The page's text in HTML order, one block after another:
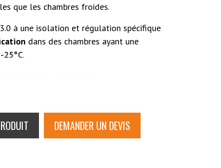
que les chambres froides.
à une isolation et régulation spécifique
dans des chambres ayant une
25°C.
DEMANDER UN DEVIS